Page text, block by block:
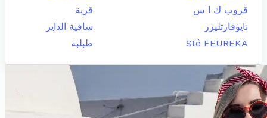
قروب ك ا س
قربة
نايوفارتليزر
ساقية الداير
Sté FEUREKA
طبلبة